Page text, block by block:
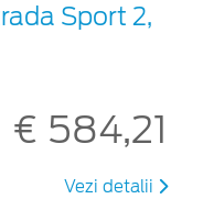
Sport 2,
€ 584,21
Vezi detalii